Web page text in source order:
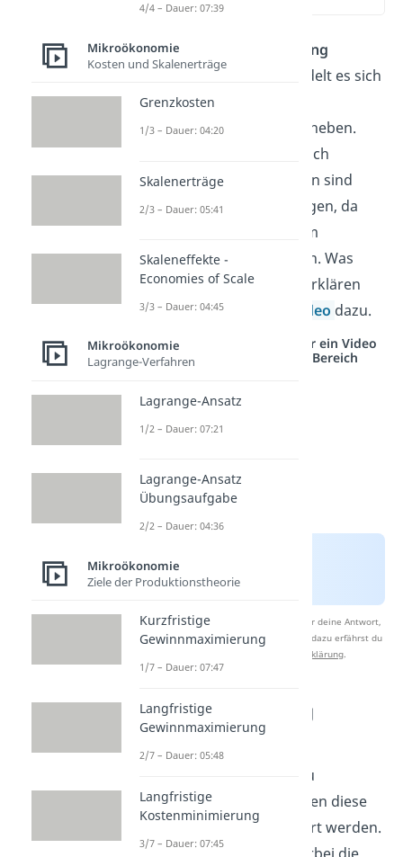
Bei der
Internalisierung
externer Effekte
handelt es sich
um ein Verfahren, um
Marktversagen
zu beheben.
Sowohl positive als auch
negative Externalitäten sind
dabei zu berücksichtigen, da
beide Effekte zu einem
Marktversagen führen. Was
externe Effekte sind erklären
wir dir in unserem
Video dazu.
Studyflix vernetzt: Hier ein Video
aus einem anderen Bereich
Nach Beantwortung speichern wir deine Antwort,
um Studyflix zu verbessern. Mehr dazu erfährst du
Datenschutzerklärung.
Internalisierung
externer Kosten
Um externe Effekte zu
internalisieren
, müssen diese
zunächst monetarisiert werden.
4/4 – Dauer: 07:39
Mikroökonomie
Kosten und Skalenerträge
Grenzkosten
1/3 – Dauer: 04:20
Skalenerträge
2/3 – Dauer: 05:41
Skaleneffekte -
Economies of Scale
3/3 – Dauer: 04:45
Mikroökonomie
Lagrange-Verfahren
Lagrange-Ansatz
1/2 – Dauer: 07:21
Lagrange-Ansatz
Übungsaufgabe
2/2 – Dauer: 04:36
Mikroökonomie
Ziele der Produktionstheorie
Kurzfristige
Gewinnmaximierung
1/7 – Dauer: 07:47
Langfristige
Gewinnmaximierung
2/7 – Dauer: 05:48
Langfristige
Kostenminimierung
3/7 – Dauer: 07:45